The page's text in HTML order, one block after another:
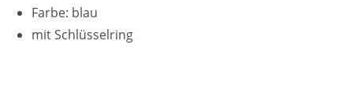
Farbe: blau
mit Schlüsselring